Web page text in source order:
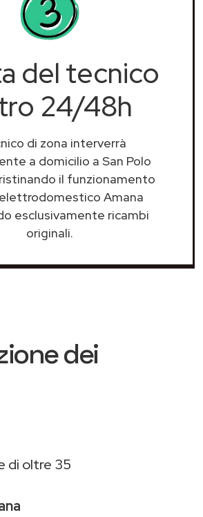
del tecnico
24/48h
di zona interverrà
a domicilio a San Polo
il funzionamento
Amana
esclusivamente ricambi
originali.
dei
di oltre 35